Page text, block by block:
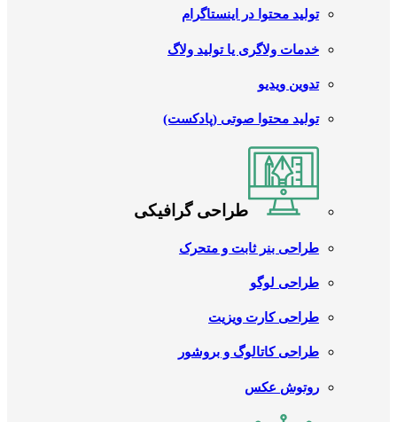
تولید محتوا در اینستاگرام
خدمات ولاگری یا تولید ولاگ
تدوین ویدیو
تولید محتوا صوتی (پادکست)
طراحی گرافیکی
طراحی بنر ثابت و متحرک
طراحی لوگو
طراحی کارت ویزیت
طراحی کاتالوگ و بروشور
روتوش عکس